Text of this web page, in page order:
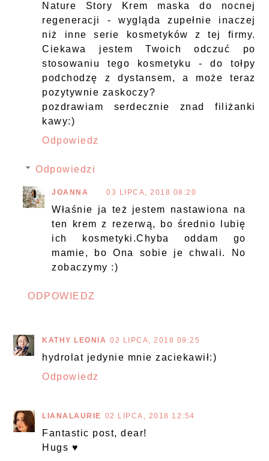
Nature Story Krem maska do nocnej
regeneracji - wygląda zupełnie inaczej
niż inne serie kosmetyków z tej firmy.
Ciekawa jestem Twoich odczuć po
stosowaniu tego kosmetyku - do tołpy
podchodzę z dystansem, a może teraz
pozytywnie zaskoczy?
pozdrawiam serdecznie znad filiżanki
kawy:)
Odpowiedz
Odpowiedzi
JOANNA 03 LIPCA, 2018 08:20
Właśnie ja też jestem nastawiona na
ten krem z rezerwą, bo średnio lubię
ich kosmetyki.Chyba oddam go
mamie, bo Ona sobie je chwali. No
zobaczymy :)
ODPOWIEDZ
KATHY LEONIA 02 LIPCA, 2018 09:25
hydrolat jedynie mnie zaciekawił:)
Odpowiedz
LIANALAURIE 02 LIPCA, 2018 12:54
Fantastic post, dear!
Hugs ♥